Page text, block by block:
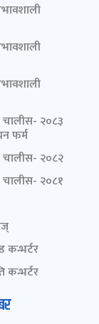
२०८३
फर्म
२०८२
२०८१
कन्भर्टर
कन्भर्टर